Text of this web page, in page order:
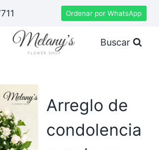
Ordenar por WhatsApp
Buscar
Arreglo de
condolencia